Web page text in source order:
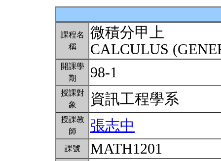
課程名
稱
微積分甲上
CALCULUS
開課學
期
98-1
授課對
象
資訊工程學系
授課教
師
張志中
課號 MATH1201